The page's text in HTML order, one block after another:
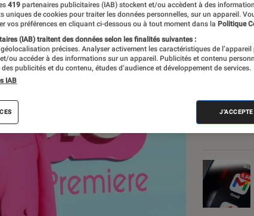
Les
419 partenaires publicitaires (IAB) stockent et/ou accèdent à des
uniques de cookies pour traiter les données personnelles, sur un appareil.
vos préférences en cliquant ci-dessous ou à tout moment dans la Politique
(IAB) traitent des données selon les finalités suivantes :
précises. Analyser activement les caractéristiques de l’appareil
ou accéder à des informations sur un appareil. Publicités et contenu
publicités et du contenu, études d’audience et développement de services.
IAB
J'ACCEPTE